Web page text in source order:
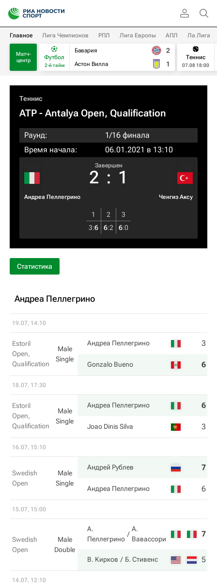
Главное Лига Чемпионов РПЛ Лига Европы АПЛ Ла Лига
Матч-
центр
Футбол
2-й тайм
Бавария
Астон Вилла
2
1
Теннис
07.08 18:00
Теннис
ATP - Antalya Open, Qualification
Раунд:
1/16 финала
Время начала:
06.01.2021 в 13:10
Андреа Пеллегрино
Завершен
2 : 1
Ченгиз Аксу
1 2
3
3:6 6:2 6:0
Статистика
Андреа Пеллегрино
19.07, 14:10
Estoril
Open,
Qualification
Male
Single
Андреа Пеллегрино 3
Gonzalo Bueno 6
18.07, 17:30
Estoril
Open,
Qualification
Male
Single
Андреа Пеллегрино 6
Joao Dinis Silva 3
16.07, 15:10
Swedish
Open
Male
Single
Андрей Рублев 7
Андреа Пеллегрино 6
15.07, 15:00
Swedish
Open
Male
Double
А.
Пеллегрино
А.
Вавассори
7
В. Кирков Б. Стивенс 5
14.07, 12:10